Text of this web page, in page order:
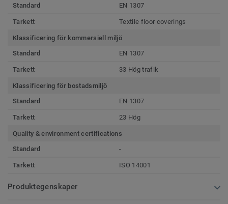
Standard
EN 1307
Tarkett Textile floor coverings
Klassificering för kommersiell miljö
Standard
EN 1307
Tarkett 33 Hög trafik
Klassificering för bostadsmiljö
Standard
EN 1307
Tarkett 23 Hög
Quality & environment certifications
Standard
-
Tarkett ISO 14001
Produktegenskaper